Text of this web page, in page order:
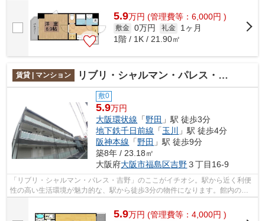
まで歩いてアクセスできる、徒歩4分に...
5.9万円 (管理費等：6,000円 )
敷金 0万円 礼金
1ヶ月
1階 / 1K / 21.90㎡
賃貸 | マンション リブリ・シャルマン・パレス・吉野
敷0
5.9万円
大阪環状線 「野田 」駅 徒歩3分
地下鉄千日前線 「玉川
」駅 徒歩4分
阪神本線 「野田 」駅 徒歩9分
築8年 / 23.18㎡
大阪府大阪市福島区吉野３丁目16-9
「リブリ・シャルマン・パレス・吉野」のここがイチオシ。駅から近く利便
性の高い生活環境が魅力的な、駅から徒歩3分の物件になります。館内の様
子を録画する防犯カメラがあり、セキュ...
5.9万円 (管理費等：4,000円 )